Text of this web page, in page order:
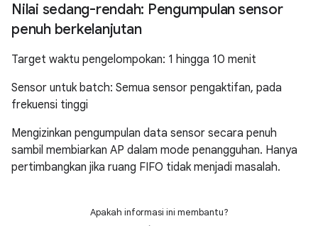
Nilai sedang-rendah: Pengumpulan sensor
penuh berkelanjutan
Target waktu pengelompokan: 1 hingga 10 menit
Sensor untuk batch: Semua sensor pengaktifan, pada
frekuensi tinggi
Mengizinkan pengumpulan data sensor secara penuh
sambil membiarkan AP dalam mode penangguhan. Hanya
pertimbangkan jika ruang FIFO tidak menjadi masalah.
Apakah informasi ini membantu?